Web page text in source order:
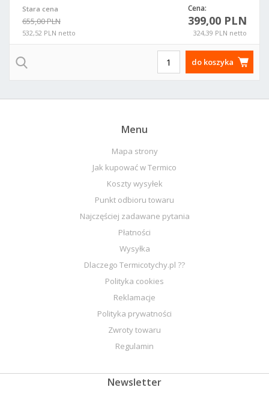
Stara cena
655,00 PLN
532,52 PLN netto
Cena:
399,00 PLN
324,39 PLN netto
do koszyka
Menu
Mapa strony
Jak kupować w Termico
Koszty wysyłek
Punkt odbioru towaru
Najczęściej zadawane pytania
Płatności
Wysyłka
Dlaczego Termicotychy.pl ??
Polityka cookies
Reklamacje
Polityka prywatności
Zwroty towaru
Regulamin
Newsletter